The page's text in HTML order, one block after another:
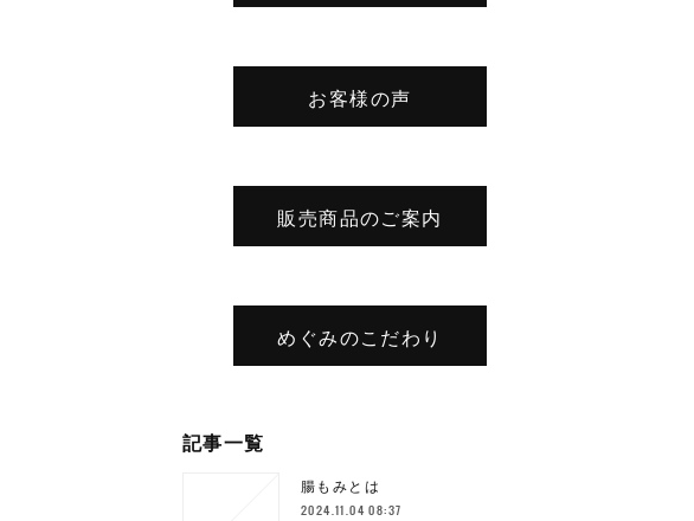
お客様の声
販売商品のご案内
めぐみのこだわり
記事一覧
腸もみとは
2024.11.04 08:37